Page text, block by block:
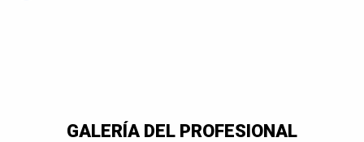
GALERÍA DEL PROFESIONAL